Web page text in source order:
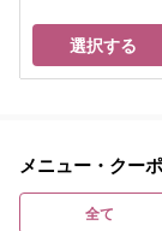
選択する
メニュー・クー
全て